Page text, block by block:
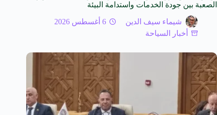
الصعبة بين جودة الخدمات واستدامة البيئة
شيماء سيف الدين
6 أغسطس 2026
أخبار السياحة